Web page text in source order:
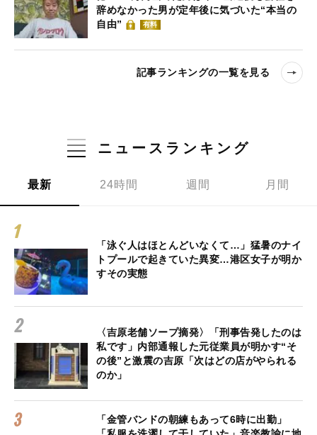
辞めなかった男が定年後に気づいた“本当の
自由”
有料
記事ランキングの一覧を見る
ニュースランキング
最新 24時間 週間 月間
「泳ぐ人はほとんどいなくて…」猛暑のナイ
トプールで起きていた異変…港区女子が明か
すその実態
〈吉原老舗ソープ摘発〉「刑事告発したのは
私です」内部通報した元従業員が明かす“そ
の後”と激震の吉原「次はどの店がやられる
のか」
「金管バンドの朝練もあって6時に出勤」